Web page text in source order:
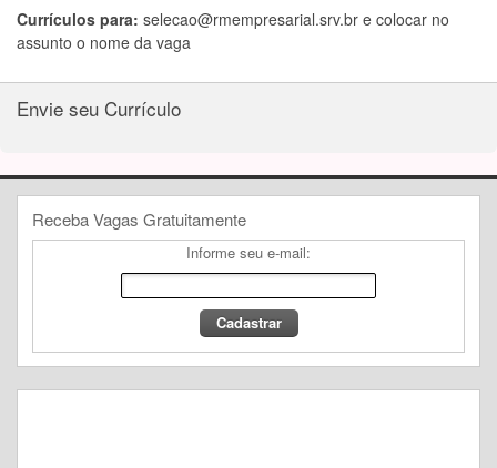
Currículos para: selecao@rmempresarial.srv.br e colocar no
assunto o nome da vaga
Envie seu Currículo
Receba Vagas Gratuitamente
Informe seu e-mail: